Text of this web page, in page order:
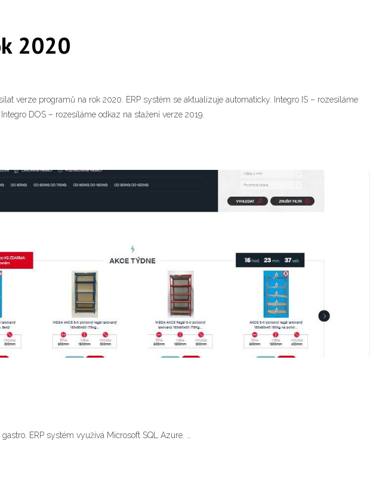
2020
verze programů na rok 2020. ERP systém se aktualizuje automaticky. Integro IS – rozesíláme
DOS – rozesíláme odkaz na stažení verze 2019.
ERP systém využívá Microsoft SQL Azure. …